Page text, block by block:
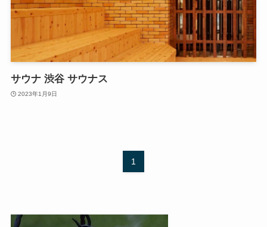
サウナ 渋谷 サウナス
2023年1月9日
1